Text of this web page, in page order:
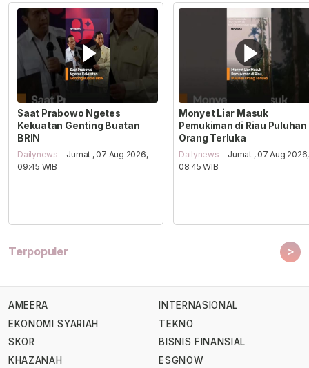
Saat Prabowo Ngetes
Kekuatan Genting Buatan
BRIN
Dailynews - Jumat , 07 Aug 2026,
09:45 WIB
Monyet Liar Masuk
Pemukiman di Riau Puluhan
Orang Terluka
Dailynews - Jumat , 07 Aug 2026,
08:45 WIB
Terpopuler >
AMEERA
EKONOMI SYARIAH
SKOR
KHAZANAH
INTERNASIONAL
TEKNO
BISNIS FINANSIAL
ESGNOW